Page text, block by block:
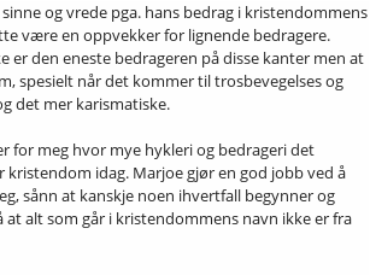
og vrede pga. hans bedrag i kristendommens
være en oppvekker for lignende bedragere.
er den eneste bedrageren på disse kanter men at
spesielt når det kommer til trosbevegelses og
det mer karismatiske.
for meg hvor mye hykleri og bedrageri det
kristendom idag. Marjoe gjør en god jobb ved å
sånn at kanskje noen ihvertfall begynner og
alt som går i kristendommens navn ikke er fra